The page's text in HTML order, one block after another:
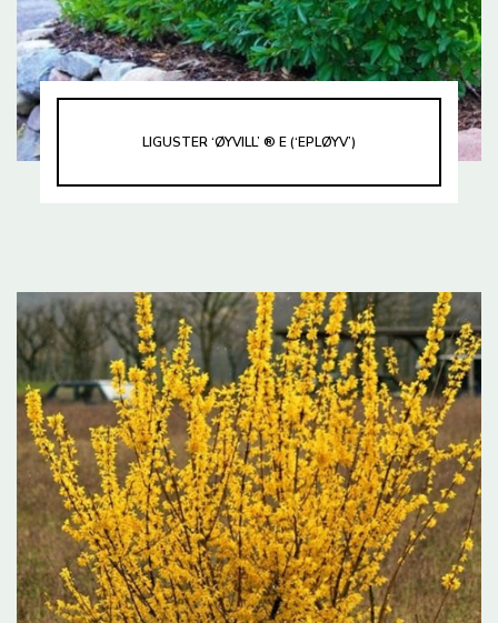
LIGUSTER ‘ØYVILL’ ® E (‘EPLØYV’)